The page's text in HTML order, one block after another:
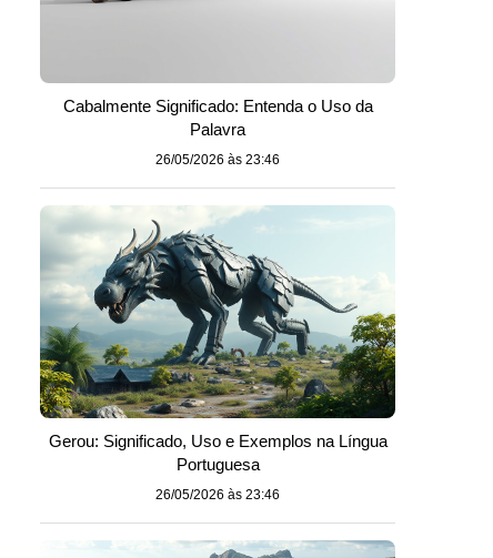
Cabalmente Significado: Entenda o Uso da
Palavra
26/05/2026 às 23:46
Gerou: Significado, Uso e Exemplos na Língua
Portuguesa
26/05/2026 às 23:46